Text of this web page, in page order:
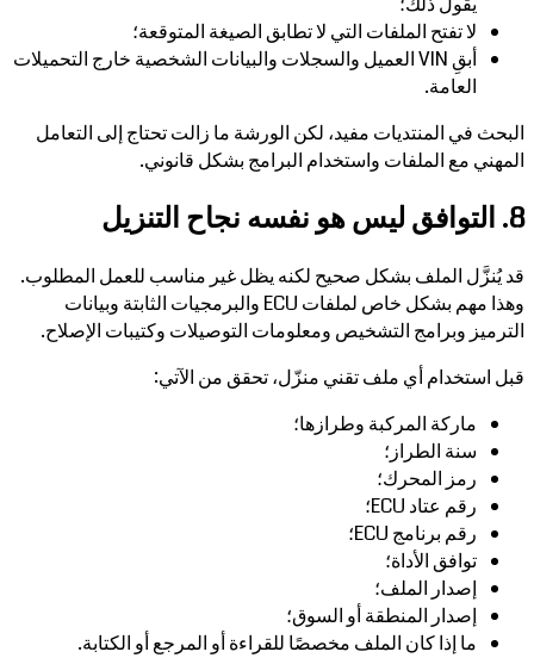
لا تفتح الملفات التي لا تطابق الصيغة المتوقعة؛
أبقِ VIN العميل والسجلات والبيانات الشخصية خارج التحميلات
العامة.
البحث في المنتديات مفيد، لكن الورشة ما زالت تحتاج إلى التعامل
المهني مع الملفات واستخدام البرامج بشكل قانوني.
8. التوافق ليس هو نفسه نجاح التنزيل
قد يُنزَّل الملف بشكل صحيح لكنه يظل غير مناسب للعمل المطلوب.
وهذا مهم بشكل خاص لملفات ECU والبرمجيات الثابتة وبيانات
الترميز وبرامج التشخيص ومعلومات التوصيلات وكتيبات الإصلاح.
قبل استخدام أي ملف تقني منزّل، تحقق من الآتي:
ماركة المركبة وطرازها؛
سنة الطراز؛
رمز المحرك؛
رقم عتاد ECU؛
رقم برنامج ECU؛
توافق الأداة؛
إصدار الملف؛
إصدار المنطقة أو السوق؛
ما إذا كان الملف مخصصًا للقراءة أو المرجع أو الكتابة.